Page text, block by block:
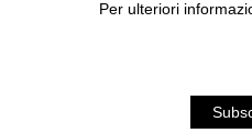
DOPO CIRCA TRE ANNI DI
UN PERSONAGGIO DA
Per ulteriori